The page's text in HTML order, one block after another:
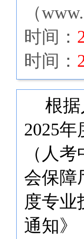
（
时间：
时间：
根
2025
（人
会保障
度专业
通知》